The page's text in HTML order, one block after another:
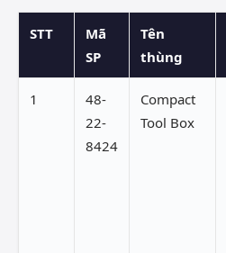
STT
Mã
SP
Tên
thùng
1
48-
22-
8424
Compact
Tool Box